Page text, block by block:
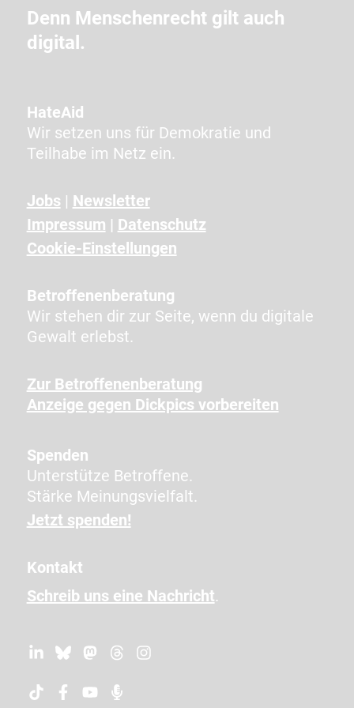
P
T
A
a
n
z
e
i
t
e
n
i
c
e
n
e
u
m
b
s
Denn Menschenrecht gilt auch
digital.
HateAid
Wir setzen uns für Demokratie und
Teilhabe im Netz ein.
Jobs | Newsletter
Impressum | Datenschutz
Cookie-Einstellungen
Betroffenenberatung
Wir stehen dir zur Seite, wenn du digitale
Gewalt erlebst.
Zur Betroffenenberatung
Anzeige gegen Dickpics vorbereiten
Spenden
Unterstütze Betroffene.
Stärke Meinungsvielfalt.
Jetzt spenden!
Kontakt
Schreib uns eine Nachricht.